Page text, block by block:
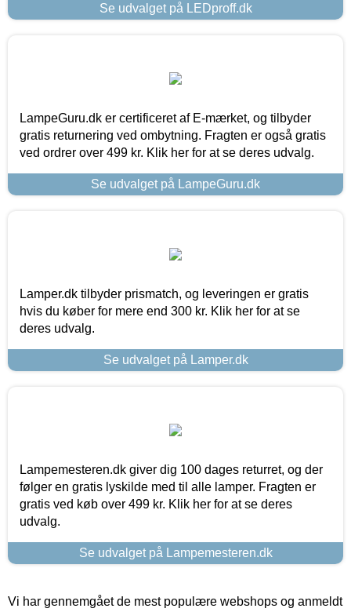
Se udvalget på LEDproff.dk
LampeGuru.dk er certificeret af E-mærket, og tilbyder
gratis returnering ved ombytning. Fragten er også gratis
ved ordrer over 499 kr. Klik her for at se deres udvalg.
Se udvalget på LampeGuru.dk
Lamper.dk tilbyder prismatch, og leveringen er gratis
hvis du køber for mere end 300 kr. Klik her for at se
deres udvalg.
Se udvalget på Lamper.dk
Lampemesteren.dk giver dig 100 dages returret, og der
følger en gratis lyskilde med til alle lamper. Fragten er
gratis ved køb over 499 kr. Klik her for at se deres
udvalg.
Se udvalget på Lampemesteren.dk
Vi har gennemgået de mest populære webshops og anmeldt